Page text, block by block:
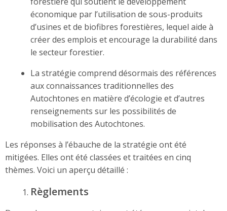
économique par l’utilisation de sous-produits
d’usines et de biofibres forestières, lequel aide à
créer des emplois et encourage la durabilité dans
le secteur forestier.
La stratégie comprend désormais des références
aux connaissances traditionnelles des
Autochtones en matière d’écologie et d’autres
renseignements sur les possibilités de
mobilisation des Autochtones.
Les réponses à l’ébauche de la stratégie ont été
mitigées. Elles ont été classées et traitées en cinq
thèmes. Voici un aperçu détaillé :
Règlements